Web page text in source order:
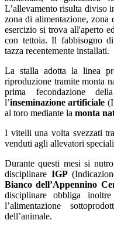
L’allevamento risulta diviso
zona di alimentazione,
esercizio si trova all'aperto
con tettoia. Il fabbisogno
tazza recentemente installati.
La stalla adotta la linea
riproduzione tramite monta
prima fecondazione
l’inseminazione artificiale
al toro mediante la monta
I vitelli una volta svezzati
venduti agli allevatori
Durante questi mesi si
disciplinare IGP
Bianco dell’Appennino
disciplinare obbliga
l’alimentazione
dell’animale.